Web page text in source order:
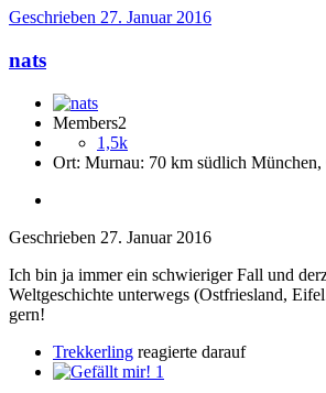
Geschrieben 27. Januar 2016
nats
Members2
1,5k
Ort: Murnau: 70 km südlich München,
Geschrieben 27. Januar 2016
Ich bin ja immer ein schwieriger Fall und
Weltgeschichte unterwegs (Ostfriesland,
gern!
Trekkerling reagierte darauf
1